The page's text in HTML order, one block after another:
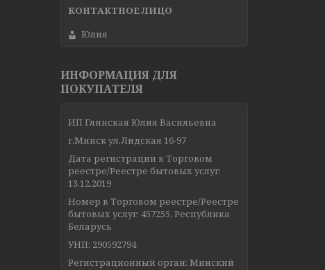
Юлия
ИНФОРМАЦИЯ ДЛЯ
ПОКУПАТЕЛЯ
ИП Глинская Юлия Васильевна
г.Минск ул.Лидская 16-97
Дата регистрации в Торговом
реестре/Реестре бытовых услуг:
13.12.2019
Номер в Торговом реестре/Реестре
бытовых услуг: 457255, Республика
Беларусь
УНП: 290592794
Регистрационный орган: Минский